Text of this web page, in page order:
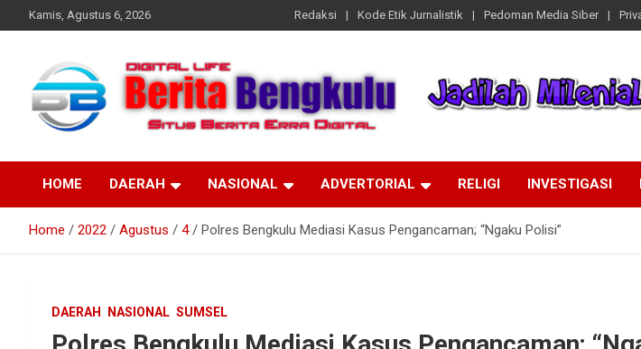
to
Kamis, Agustus 6, 2026 Redaksi Kode Etik Jurnalistik Pedoman Media Siber
Beritabengkulu.id
HOME DAERAH NASIONAL ADVERTORIAL RELIGI INVESTIGASI
Home 2022 Agustus 4 Polres Bengkulu Mediasi Kasus Pengancaman; “Ngaku Polisi”
DAERAH NASIONAL SUMSEL